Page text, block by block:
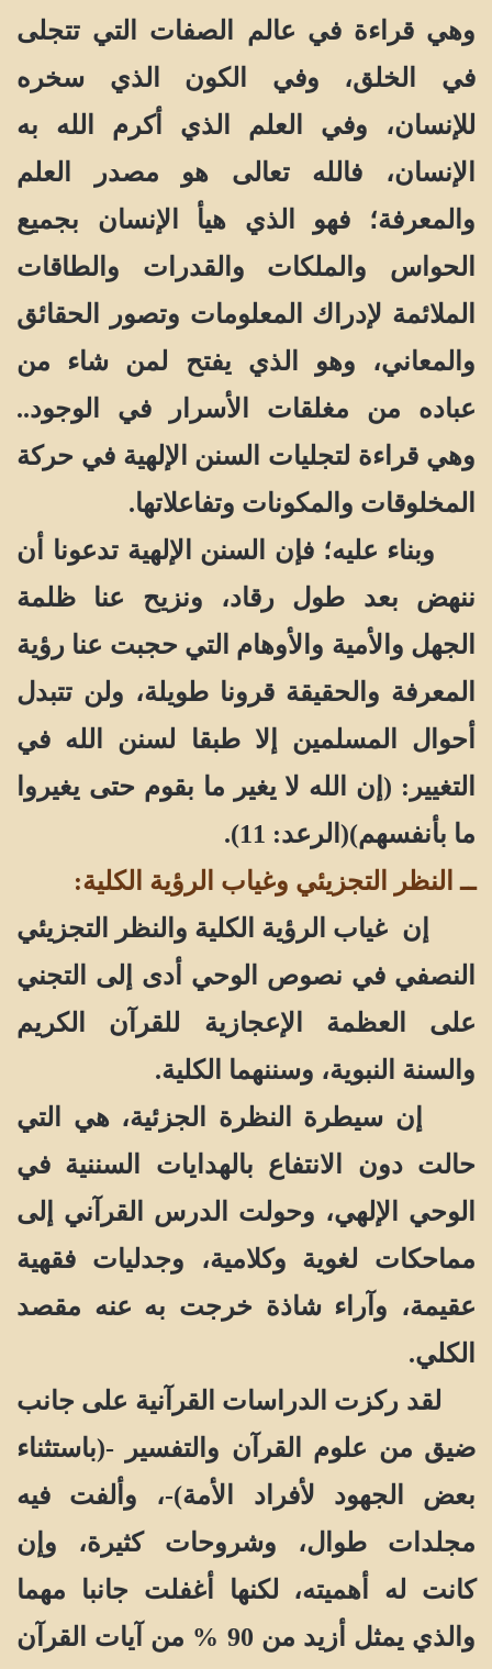
وهي قراءة في عالم الصفات التي تتجلى
في الخلق، وفي الكون الذي سخره
للإنسان، وفي العلم الذي أكرم الله به
الإنسان، فالله تعالى هو مصدر العلم
والمعرفة؛ فهو الذي هيأ الإنسان بجميع
الحواس والملكات والقدرات والطاقات
الملائمة لإدراك المعلومات وتصور الحقائق
والمعاني، وهو الذي يفتح لمن شاء من
عباده من مغلقات الأسرار في الوجود..
وهي قراءة لتجليات السنن الإلهية في حركة
المخلوقات والمكونات وتفاعلاتها.
وبناء عليه؛ فإن السنن الإلهية تدعونا أن
ننهض بعد طول رقاد، ونزيح عنا ظلمة
الجهل والأمية والأوهام التي حجبت عنا رؤية
المعرفة والحقيقة قرونا طويلة، ولن تتبدل
أحوال المسلمين إلا طبقا لسنن الله في
التغيير: (إن الله لا يغير ما بقوم حتى يغيروا
ما بأنفسهم)(الرعد: 11).
ــ النظر التجزيئي وغياب الرؤية الكلية:
إن غياب الرؤية الكلية والنظر التجزيئي
النصفي في نصوص الوحي أدى إلى التجني
على العظمة الإعجازية للقرآن الكريم
والسنة النبوية، وسننهما الكلية.
إن سيطرة النظرة الجزئية، هي التي
حالت دون الانتفاع بالهدايات السننية في
الوحي الإلهي، وحولت الدرس القرآني إلى
مماحكات لغوية وكلامية، وجدليات فقهية
عقيمة، وآراء شاذة خرجت به عنه مقصد
الكلي.
لقد ركزت الدراسات القرآنية على جانب
ضيق من علوم القرآن والتفسير -(باستثناء
بعض الجهود لأفراد الأمة)-، وألفت فيه
مجلدات طوال، وشروحات كثيرة، وإن
كانت له أهميته، لكنها أغفلت جانبا مهما
والذي يمثل أزيد من 90 % من آيات القرآن